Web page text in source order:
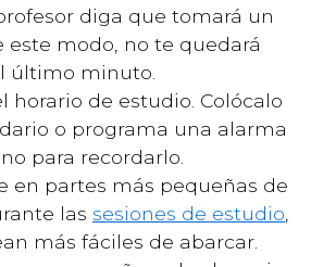
diga que tomará un
este modo, no te quedará
último minuto.
horario de estudio. Colócalo
o programa una alarma
para recordarlo.
en partes más pequeñas de
las sesiones de estudio
más fáciles de abarcar.